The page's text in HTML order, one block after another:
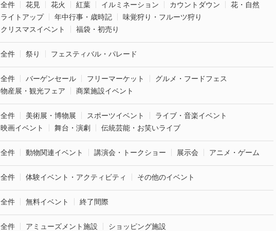
全件 花見 花火 紅葉 イルミネーション カウントダウン
花・自然
ライトアップ
年中行事・歳時記
味覚狩り・フルーツ狩り
クリスマスイベント
福袋・初売り
全件 祭り フェスティバル・パレード
全件 バーゲンセール フリーマーケット
グルメ・フードフェス
物産展・観光フェア
商業施設イベント
全件 美術展・博物展 スポーツイベント
ライブ・音楽イベント
映画イベント
舞台・演劇 伝統芸能・お笑いライブ
全件 動物関連イベント 講演会・トークショー 展示会 アニメ・ゲーム
全件 体験イベント・アクティビティ その他のイベント
全件 無料イベント 終了間際
全件 アミューズメント施設 ショッピング施設